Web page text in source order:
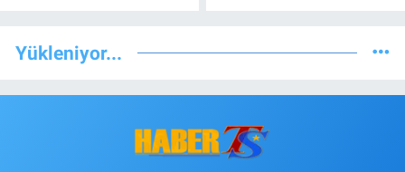
Yükleniyor...